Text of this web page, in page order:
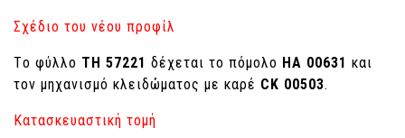
Σχέδιο του νέου προφίλ
Τo φύλλο ΤΗ 57221 δέχεται το πόμολο ΗΑ 00631 και
τον μηχανισμό κλειδώματος με καρέ CK 00503.
Κατασκευαστική τομή